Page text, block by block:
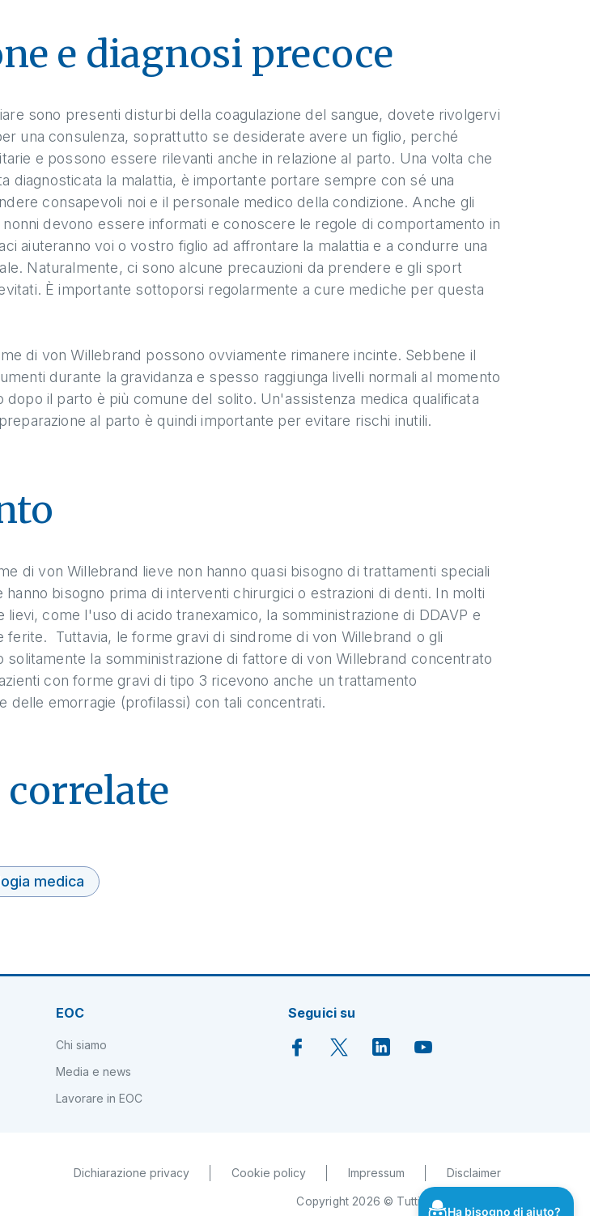
e diagnosi precoce
sono presenti disturbi della coagulazione del sangue, dovete rivolgervi
una consulenza, soprattutto se desiderate avere un figlio, perché
e possono essere rilevanti anche in relazione al parto. Una volta che
diagnosticata la malattia, è importante portare sempre con sé una
consapevoli noi e il personale medico della condizione. Anche gli
nonni devono essere informati e conoscere le regole di comportamento in
aiuteranno voi o vostro figlio ad affrontare la malattia e a condurre una
Naturalmente, ci sono alcune precauzioni da prendere e gli sport
È importante sottoporsi regolarmente a cure mediche per questa
di von Willebrand possono ovviamente rimanere incinte. Sebbene il
durante la gravidanza e spesso raggiunga livelli normali al momento
dopo il parto è più comune del solito. Un'assistenza medica qualificata
al parto è quindi importante per evitare rischi inutili.
di von Willebrand lieve non hanno quasi bisogno di trattamenti speciali
hanno bisogno prima di interventi chirurgici o estrazioni di denti. In molti
lievi, come l'uso di acido tranexamico, la somministrazione di DDAVP e
ferite. Tuttavia, le forme gravi di sindrome di von Willebrand o gli
solitamente la somministrazione di fattore di von Willebrand concentrato
con forme gravi di tipo 3 ricevono anche un trattamento
delle emorragie (profilassi) con tali concentrati.
medica
EOC
Chi siamo
Media e news
Lavorare in EOC
Seguici su
Dichiarazione privacy Cookie policy Impressum Disclaimer
Copyright 2026 © Tutti i diritti riservati
Ha bisogno di aiuto?